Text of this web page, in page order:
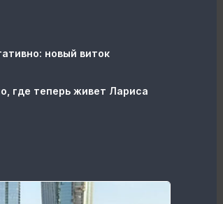
новый виток
где теперь живет Лариса